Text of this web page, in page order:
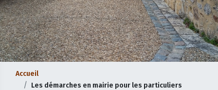
Accueil
Les démarches en mairie pour les particuliers